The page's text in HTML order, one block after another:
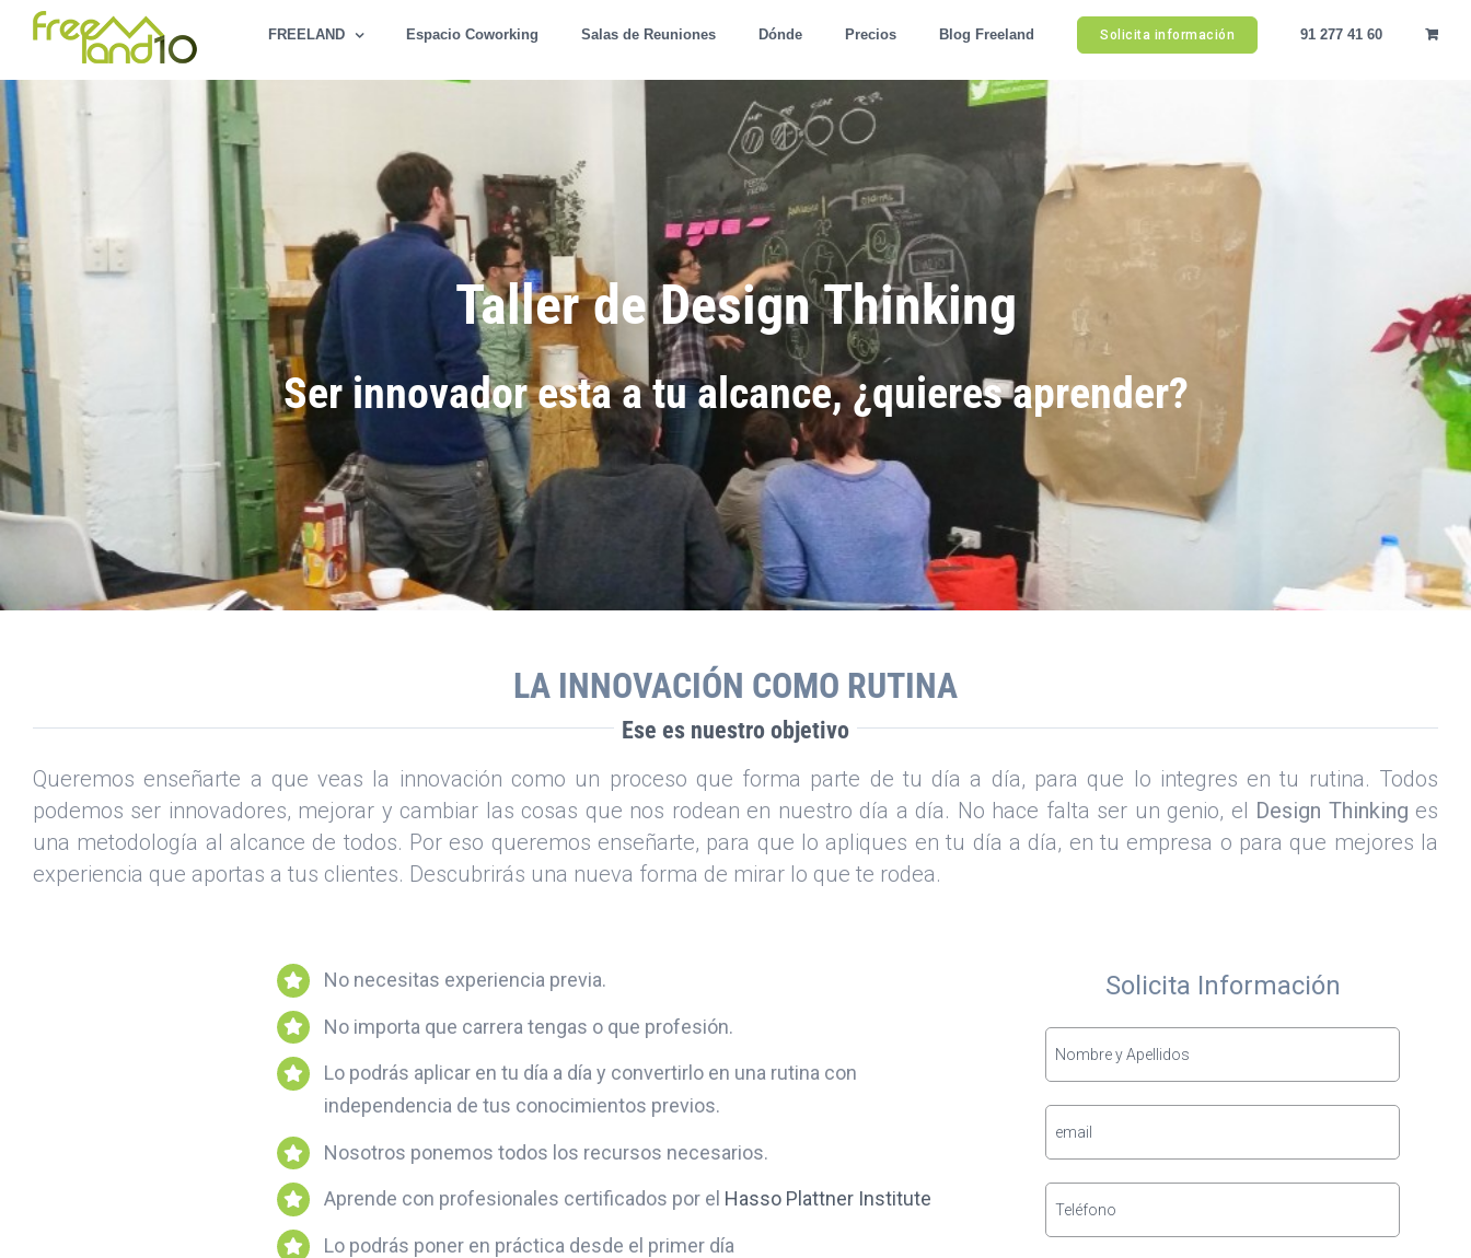
Saltar
FREELAND Espacio Coworking Salas de Reuniones Dónde Precios Blog Freeland Solicita información 91 277 41 60
Taller de Design Thinking
Ser innovador esta a tu alcance, ¿quieres aprender?
LA INNOVACIÓN COMO RUTINA
Ese es nuestro objetivo
Queremos enseñarte a que veas la innovación como un proceso que forma parte de tu día a día, para que lo integres en tu rutina. Todos
podemos ser innovadores, mejorar y cambiar las cosas que nos rodean en nuestro día a día. No hace falta ser un genio, el Design Thinking es
una metodología al alcance de todos. Por eso queremos enseñarte, para que lo apliques en tu día a día, en tu empresa o para que mejores la
experiencia que aportas a tus clientes. Descubrirás una nueva forma de mirar lo que te rodea.
No necesitas experiencia previa.
No importa que carrera tengas o que profesión.
Lo podrás aplicar en tu día a día y convertirlo en una rutina con
independencia de tus conocimientos previos.
Nosotros ponemos todos los recursos necesarios.
Aprende con profesionales certificados por el Hasso Plattner Institute
Lo podrás poner en práctica desde el primer día
Solicita Información